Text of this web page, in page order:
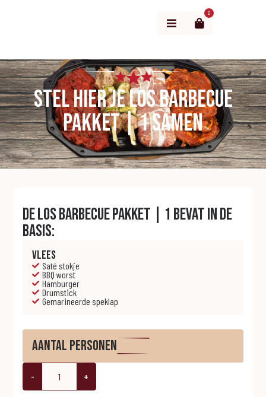
0
Stel hier je Los barbecue
pakket | 1 samen
De Los barbecue pakket | 1 bevat in de
basis:
Vlees
Saté stokje
BBQ worst
Hamburger
Drumstick
Gemarineerde speklap
Aantal personen
- +